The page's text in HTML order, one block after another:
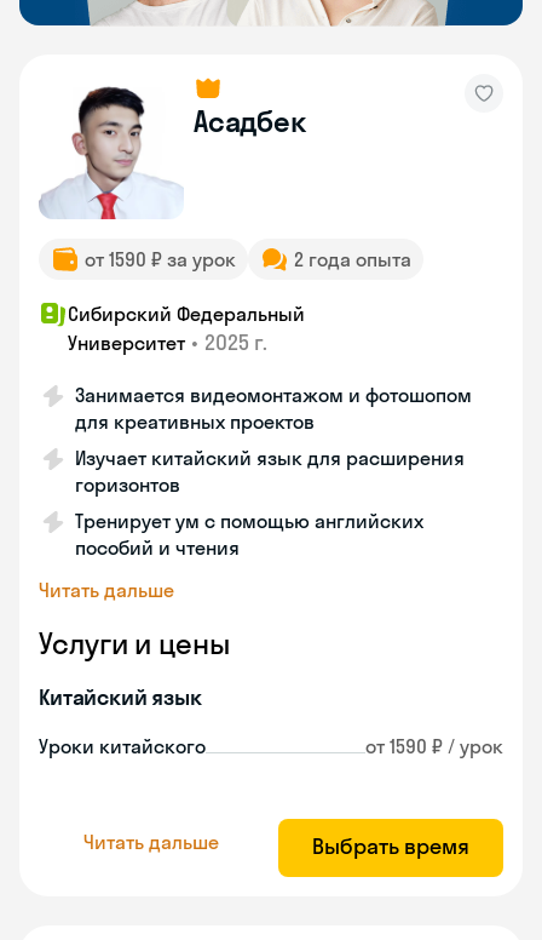
Асадбек
от 1590 ₽ за урок 2 года опыта
Сибирский Федеральный
Университет • 2025 г.
Занимается видеомонтажом и фотошопом
для креативных проектов
Изучает китайский язык для расширения
горизонтов
Тренирует ум с помощью английских
пособий и чтения
Читать дальше
Услуги и цены
Китайский язык
Уроки китайского от 1590 ₽ / урок
Читать дальше Выбрать время